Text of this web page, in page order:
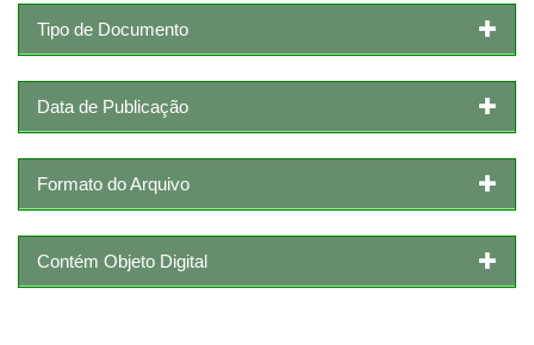
Tipo de Documento
Data de Publicação
Formato do Arquivo
Contém Objeto Digital